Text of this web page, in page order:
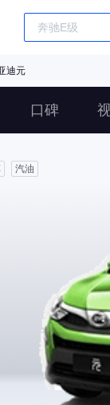
迪元
口碑
汽油